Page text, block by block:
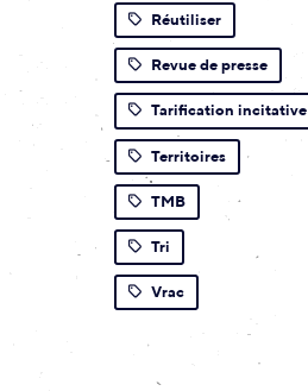
Réutiliser
Revue de presse
Tarification incitative
Territoires
TMB
Tri
Vrac